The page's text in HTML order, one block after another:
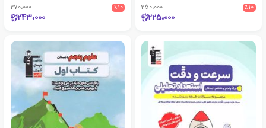
٪10 250،000
225،000
٪10 270،000
243،000